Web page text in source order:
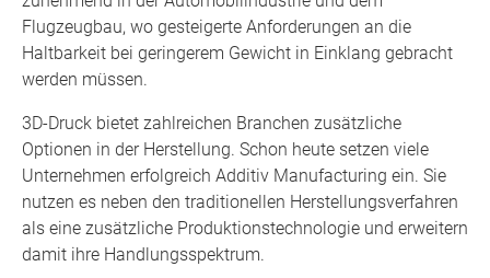
Flugzeugbau, wo gesteigerte Anforderungen an die
Haltbarkeit bei geringerem Gewicht in Einklang gebracht
werden müssen.
3D-Druck bietet zahlreichen Branchen zusätzliche
Optionen in der Herstellung. Schon heute setzen viele
Unternehmen erfolgreich Additiv Manufacturing ein. Sie
nutzen es neben den traditionellen Herstellungsverfahren
als eine zusätzliche Produktionstechnologie und erweitern
damit ihre Handlungsspektrum.